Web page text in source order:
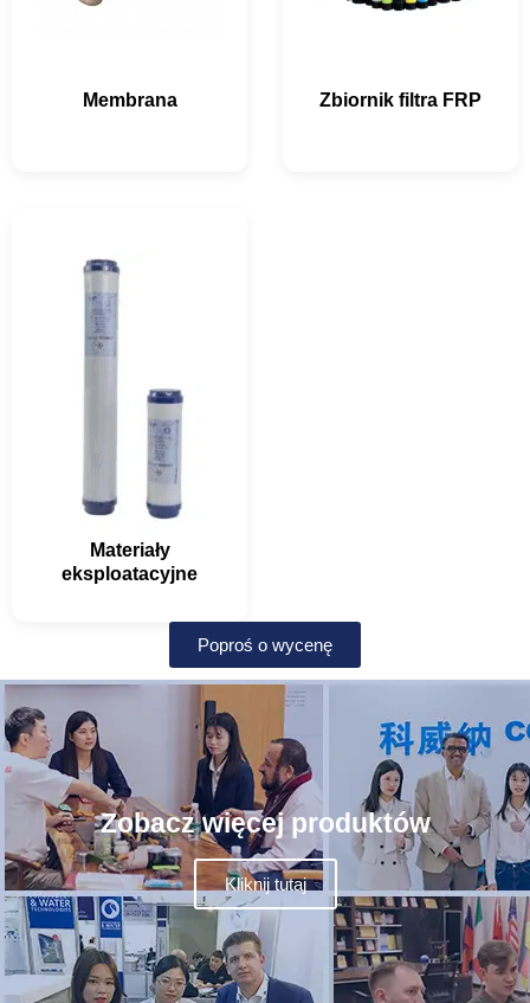
Membrana Zbiornik filtra FRP
Materiały
eksploatacyjne
Poproś o wycenę
Zobacz więcej produktów
Kliknij tutaj